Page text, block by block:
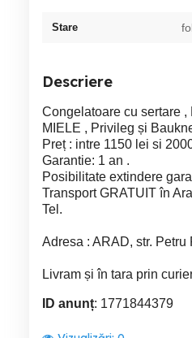
Stare
Descriere
Congelatoare cu sertare ,
MIELE , Privileg și
Preț : intre 1150 lei si
Garantie: 1 an .
Posibilitate extindere
Transport GRATUIT în
Tel.
Adresa : ARAD, str. Petru
Livram și în tara prin
ID anunț: 1771844379